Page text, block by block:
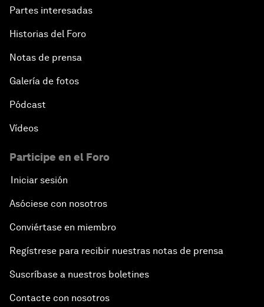
Partes interesadas
Historias del Foro
Notas de prensa
Galería de fotos
Pódcast
Vídeos
Participe en el Foro
Iniciar sesión
Asóciese con nosotros
Conviértase en miembro
Regístrese para recibir nuestras notas de prensa
Suscríbase a nuestros boletines
Contacte con nosotros